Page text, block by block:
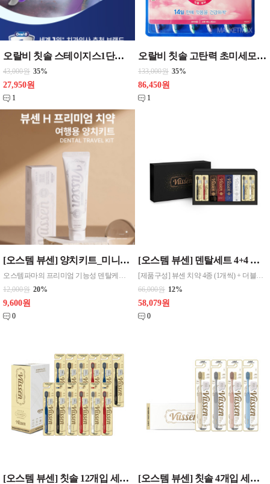
오랄비 칫솔 스테이지스1단계 , 2단계 , 3단계, 4단계 선택 {12개씩 한케이스단위 판매} 치솔 유아 어린이
43,000원 35%
27,950원
1
오랄비 칫솔 고탄력 초미세모 잇몸케어 6입_{12개 한통} 칫솔 미세모
133,000원 35%
86,450원
1
[오스템 뷰센] 양치키트_미니치약x더블와이드칫솔1p(랜덤) 뷰센 여행용 양치키트 H
오스템파마의 프리미엄 기능성 덴탈케어 브랜드, 뷰센 [제품구성 및 사양] > 용량: 미니치약 120g > 구성 : 여행용 케이스+뷰센 H프리미엄 미니치약+뷰센 더블와이드 칫솔1p(색상랜덤)+보호캡 > 슬리브케이스 사이즈: 19.5*7.4cm (가로*세로) [제품특징] > 여행, 업무, 이동 중 휴대와 사용하기 좋은 컴팩트한 사이즈 > 기능
12,000원 20%
9,600원
0
[오스템 뷰센] 덴탈세트 4+4 치약칫솔 8종 _쇼핑백포함
[제품구성] 뷰센 치약 4종 (1개씩) + 더블와이드 칫솔 4개 > 치약 4종: 28 미백 80g + S 시린이 120g + C 충치 120g + H 프리미엄 120g > 더블와이드 칫솔 4개
66,000원 12%
58,079원
0
[오스템 뷰센] 칫솔 12개입 세트 (3종 선택) > 더블와이드 칫솔 12개입 > 울트라 칫솔 12개입 > 라이트 칫솔 12개입 [오스템 뷰센] 칫솔 4개입 세트 (3종 선택) [제품구성] 뷰센 칫솔 (아래 3종 중 택 1) > 더블와이드 칫솔 4개입 > 울트라 칫솔 4개입 >